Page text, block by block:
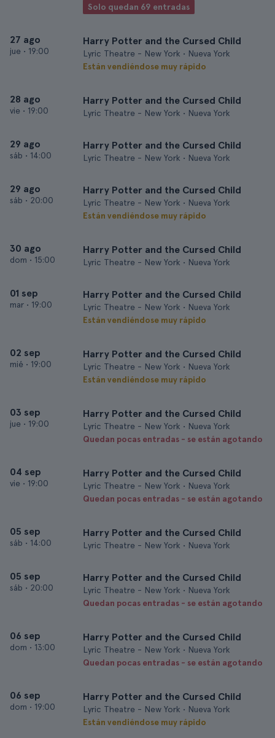
Solo quedan 69 entradas
27 ago
jue • 19:00
Harry Potter and the Cursed Child
Lyric Theatre - New York • Nueva York
Están vendiéndose muy rápido
28 ago
vie • 19:00
Harry Potter and the Cursed Child
Lyric Theatre - New York • Nueva York
29 ago
sáb • 14:00
Harry Potter and the Cursed Child
Lyric Theatre - New York • Nueva York
29 ago
sáb • 20:00
Harry Potter and the Cursed Child
Lyric Theatre - New York • Nueva York
Están vendiéndose muy rápido
30 ago
dom • 15:00
Harry Potter and the Cursed Child
Lyric Theatre - New York • Nueva York
01 sep
mar • 19:00
Harry Potter and the Cursed Child
Lyric Theatre - New York • Nueva York
Están vendiéndose muy rápido
02 sep
mié • 19:00
Harry Potter and the Cursed Child
Lyric Theatre - New York • Nueva York
Están vendiéndose muy rápido
03 sep
jue • 19:00
Harry Potter and the Cursed Child
Lyric Theatre - New York • Nueva York
Quedan pocas entradas - se están agotando
04 sep
vie • 19:00
Harry Potter and the Cursed Child
Lyric Theatre - New York • Nueva York
Quedan pocas entradas - se están agotando
05 sep
sáb • 14:00
Harry Potter and the Cursed Child
Lyric Theatre - New York • Nueva York
05 sep
sáb • 20:00
Harry Potter and the Cursed Child
Lyric Theatre - New York • Nueva York
Quedan pocas entradas - se están agotando
06 sep
dom • 13:00
Harry Potter and the Cursed Child
Lyric Theatre - New York • Nueva York
Quedan pocas entradas - se están agotando
06 sep
dom • 19:00
Harry Potter and the Cursed Child
Lyric Theatre - New York • Nueva York
Están vendiéndose muy rápido